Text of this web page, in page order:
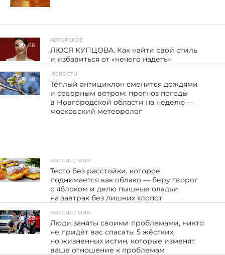
66
АВТОРСКОЕ
ЛЮСЯ КУПЦОВА. Как найти свой стиль
и избавиться от «нечего надеть»
81
НОВОСТИ
Тёплый антициклон сменится дождями
и северным ветром: прогноз погоды
в Новгородской области на неделю —
московский метеоролог
88
РОССИЯ / МИР
Тесто без расстойки, которое
поднимается как облако — беру творог
с яблоком и делю пышные оладьи
на завтрак без лишних хлопот
58
РОССИЯ / МИР
Люди заняты своими проблемами, никто
не придёт вас спасать: 5 жёстких,
но жизненных истин, которые изменят
ваше отношение к проблемам